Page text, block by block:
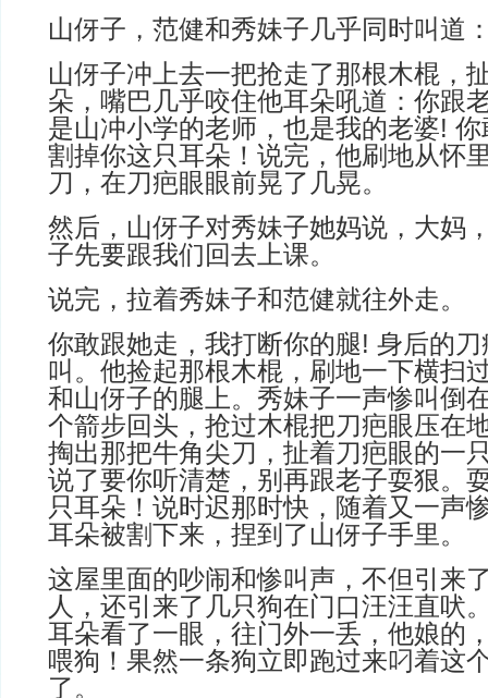
山伢子，范健和秀妹子几乎同时叫道
山伢子冲上去一把抢走了那根木棍，
朵，嘴巴几乎咬住他耳朵吼道：你跟
是山冲小学的老师，也是我的老婆!
割掉你这只耳朵！说完，他刷地从怀
刀，在刀疤眼眼前晃了几晃。
然后，山伢子对秀妹子她妈说，大妈
子先要跟我们回去上课。
说完，拉着秀妹子和范健就往外走。
你敢跟她走，我打断你的腿! 身后的
叫。他捡起那根木棍，刷地一下横扫
和山伢子的腿上。秀妹子一声惨叫倒
个箭步回头，抢过木棍把刀疤眼压在
掏出那把牛角尖刀，扯着刀疤眼的一
说了要你听清楚，别再跟老子耍狠。
只耳朵！说时迟那时快，随着又一声
耳朵被割下来，捏到了山伢子手里。
这屋里面的吵闹和惨叫声，不但引来
人，还引来了几只狗在门口汪汪直吠
耳朵看了一眼，往门外一丢，他娘的
喂狗！果然一条狗立即跑过来叼着这
了。